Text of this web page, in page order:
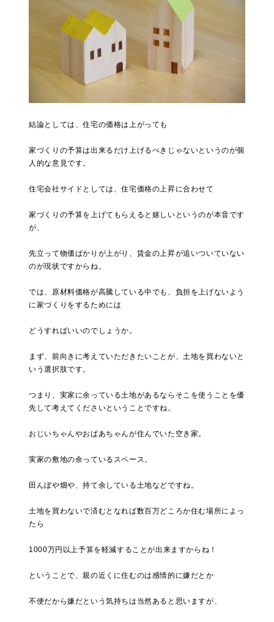
結論としては、住宅の価格は上がっても
家づくりの予算は出来るだけ上げるべきじゃないというのが個
人的な意見です。
住宅会社サイドとしては、住宅価格の上昇に合わせて
家づくりの予算を上げてもらえると嬉しいというのが本音です
が、
先立って物価ばかりが上がり、賃金の上昇が追いついていない
のが現状ですからね。
では、原材料価格が高騰している中でも、負担を上げないよう
に家づくりをするためには
どうすればいいのでしょうか。
まず、前向きに考えていただきたいことが、土地を買わないと
いう選択肢です。
つまり、実家に余っている土地があるならそこを使うことを優
先して考えてくださいということですね。
おじいちゃんやおばあちゃんが住んでいた空き家。
実家の敷地の余っているスペース。
田んぼや畑や、持て余している土地などですね。
土地を買わないで済むとなれば数百万どころか住む場所によっ
たら
1000万円以上予算を軽減することが出来ますからね！
ということで、親の近くに住むのは感情的に嫌だとか
不便だから嫌だという気持ちは当然あると思いますが、